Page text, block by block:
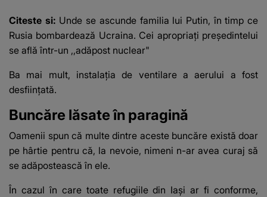
Citeste si: Unde se ascunde familia lui Putin, în timp ce
Rusia bombardează Ucraina. Cei apropriați președintelui
se află într-un ,,adăpost nuclear"
Ba mai mult, instalația de ventilare a aerului a fost
desființată.
Buncăre lăsate în paragină
Oamenii spun că multe dintre aceste buncăre există doar
pe hârtie pentru că, la nevoie, nimeni n-ar avea curaj să
se adăpostească în ele.
În cazul în care toate refugiile din Iași ar fi conforme,